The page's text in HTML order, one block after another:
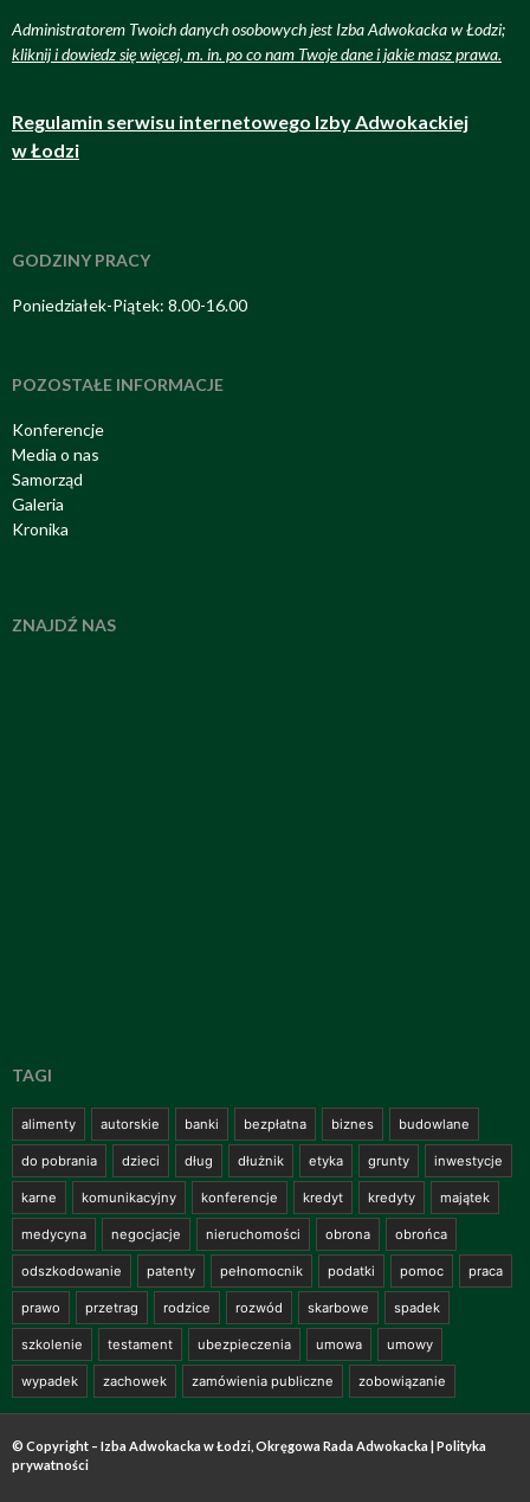
Administratorem Twoich danych osobowych jest Izba Adwokacka w Łodzi;
kliknij i dowiedz się więcej, m. in. po co nam Twoje dane i jakie masz prawa.
Regulamin serwisu internetowego Izby Adwokackiej
w Łodzi
GODZINY PRACY
Poniedziałek-Piątek: 8.00-16.00
POZOSTAŁE INFORMACJE
Konferencje
Media o nas
Samorząd
Galeria
Kronika
ZNAJDŹ NAS
TAGI
alimenty autorskie banki bezpłatna biznes budowlane
do pobrania dzieci dług dłużnik etyka grunty inwestycje
karne komunikacyjny konferencje kredyt kredyty majątek
medycyna negocjacje nieruchomości obrona obrońca
odszkodowanie patenty pełnomocnik podatki pomoc praca
prawo przetrag rodzice rozwód skarbowe spadek
szkolenie testament ubezpieczenia umowa umowy
wypadek zachowek zamówienia publiczne zobowiązanie
© Copyright – Izba Adwokacka w Łodzi, Okręgowa Rada Adwokacka | Polityka
prywatności